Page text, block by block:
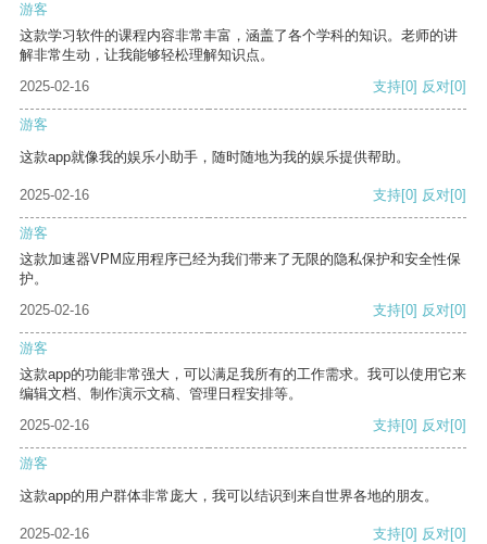
游客
这款学习软件的课程内容非常丰富，涵盖了各个学科的知识。老师的讲
解非常生动，让我能够轻松理解知识点。
2025-02-16
支持[0] 反对[0]
游客
这款app就像我的娱乐小助手，随时随地为我的娱乐提供帮助。
2025-02-16 支持[0] 反对[0]
游客
这款加速器VPM应用程序已经为我们带来了无限的隐私保护和安全性保
护。
2025-02-16
支持[0] 反对[0]
游客
这款app的功能非常强大，可以满足我所有的工作需求。我可以使用它来
编辑文档、制作演示文稿、管理日程安排等。
2025-02-16
支持[0] 反对[0]
游客
这款app的用户群体非常庞大，我可以结识到来自世界各地的朋友。
2025-02-16 支持[0] 反对[0]